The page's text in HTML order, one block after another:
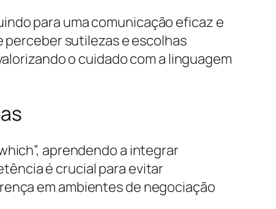
para uma comunicação eficaz e
sutilezas e escolhas
o cuidado com a linguagem
aprendendo a integrar
é crucial para evitar
em ambientes de negociação